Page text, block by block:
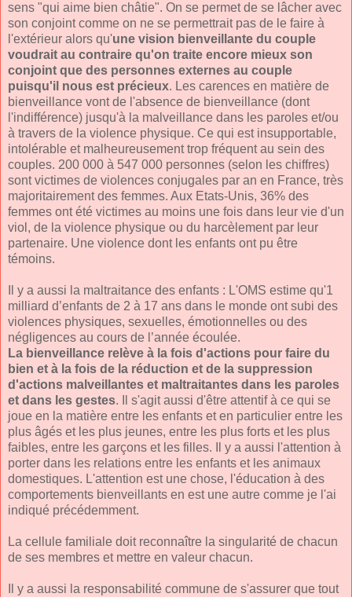
sens "qui aime bien châtie". On se permet de se lâcher avec
son conjoint comme on ne se permettrait pas de le faire à
l'extérieur alors qu'une vision bienveillante du couple
voudrait au contraire qu'on traite encore mieux son
conjoint que des personnes externes au couple
puisqu'il nous est précieux. Les carences en matière de
bienveillance vont de l'absence de bienveillance (dont
l'indifférence) jusqu'à la malveillance dans les paroles et/ou
à travers de la violence physique. Ce qui est insupportable,
intolérable et malheureusement trop fréquent au sein des
couples. 200 000 à 547 000 personnes (selon les chiffres)
sont victimes de violences conjugales par an en France, très
majoritairement des femmes. Aux Etats-Unis, 36% des
femmes ont été victimes au moins une fois dans leur vie d'un
viol, de la violence physique ou du harcèlement par leur
partenaire. Une violence dont les enfants ont pu être
témoins.
Il y a aussi la maltraitance des enfants : L'OMS estime qu'1
milliard d’enfants de 2 à 17 ans dans le monde ont subi des
violences physiques, sexuelles, émotionnelles ou des
négligences au cours de l’année écoulée.
La bienveillance relève à la fois d'actions pour faire du
bien et à la fois de la réduction et de la suppression
d'actions malveillantes et maltraitantes dans les paroles
et dans les gestes. Il s'agit aussi d'être attentif à ce qui se
joue en la matière entre les enfants et en particulier entre les
plus âgés et les plus jeunes, entre les plus forts et les plus
faibles, entre les garçons et les filles. Il y a aussi l'attention à
porter dans les relations entre les enfants et les animaux
domestiques. L'attention est une chose, l'éducation à des
comportements bienveillants en est une autre comme je l'ai
indiqué précédemment.
La cellule familiale doit reconnaître la singularité de chacun
de ses membres et mettre en valeur chacun.
Il y a aussi la responsabilité commune de s'assurer que tout